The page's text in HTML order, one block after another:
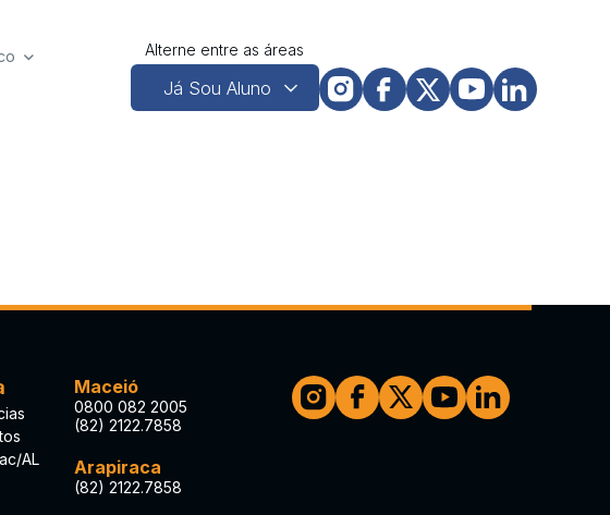
Alterne entre as áreas
AL
Maceió
0800 082 2005
(82) 2122.7858
Arapiraca
(82) 2122.7858